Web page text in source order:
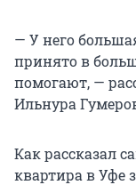
— У него
принято в
помогают, —
Ильнура
Как рассказал
квартира в Уфе